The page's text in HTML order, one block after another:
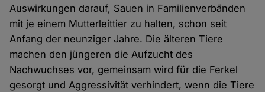
Auswirkungen darauf, Sauen in Familienverbänden
mit je einem Mutterleittier zu halten, schon seit
Anfang der neunziger Jahre. Die älteren Tiere
machen den jüngeren die Aufzucht des
Nachwuchses vor, gemeinsam wird für die Ferkel
gesorgt und Aggressivität verhindert, wenn die Tiere